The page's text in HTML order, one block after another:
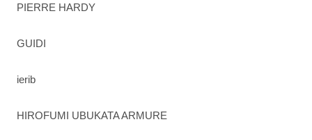
PIERRE HARDY
GUIDI
ierib
HIROFUMI UBUKATA ARMURE